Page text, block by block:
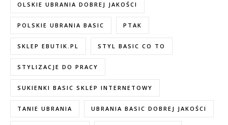
OLSKIE UBRANIA DOBREJ JAKOŚCI
POLSKIE UBRANIA BASIC PTAK
SKLEP EBUTIK.PL STYL BASIC CO TO
STYLIZACJE DO PRACY
SUKIENKI BASIC SKLEP INTERNETOWY
TANIE UBRANIA UBRANIA BASIC DOBREJ JAKOŚCI